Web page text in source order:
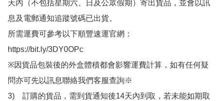
天內（不包括星期六、日及公眾假期）寄出貨品，並會以訊
息及電郵通知追蹤號碼已出貨。
所需運費可參考以下順豐速運官網：
https://bit.ly/3DY0OPc
※因貨品包裝後的外盒體積都會影響運費計算，如有任何疑
問亦可先以訊息聯絡我們客服查詢※
3)　訂購的貨品，需到貨通知後14天內到取，若未能如期取